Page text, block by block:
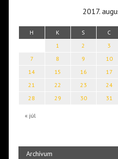
2017.
H K S C
« júl
1 2 3
7
8 9 10
14
15 16 17
21
22 23 24
28
29 30 31
Archívum